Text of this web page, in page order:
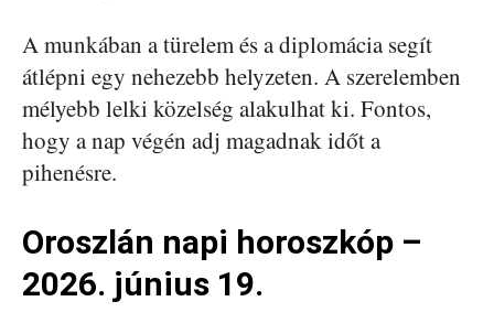
A munkában a türelem és a diplomácia segít
átlépni egy nehezebb helyzeten. A szerelemben
mélyebb lelki közelség alakulhat ki. Fontos,
hogy a nap végén adj magadnak időt a
pihenésre.
Oroszlán napi horoszkóp –
2026. június 19.